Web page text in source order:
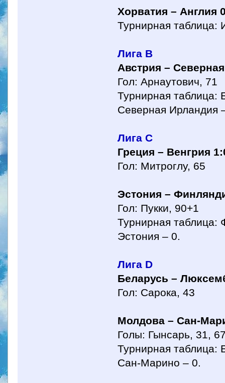
Хорватия – Англия
Турнирная таблица:
Лига B
Австрия –
Гол: Арнаутович, 71
Турнирная таблица:
Северная Ирландия
Лига С
Греция – Венгрия
Гол: Митроглу, 65
Эстония –
Гол: Пукки, 90+1
Турнирная таблица:
Эстония – 0.
Лига D
Беларусь –
Гол: Сарока, 43
Молдова – Сан-
Голы: Гынсарь, 31,
Турнирная таблица:
Сан-Марино – 0.